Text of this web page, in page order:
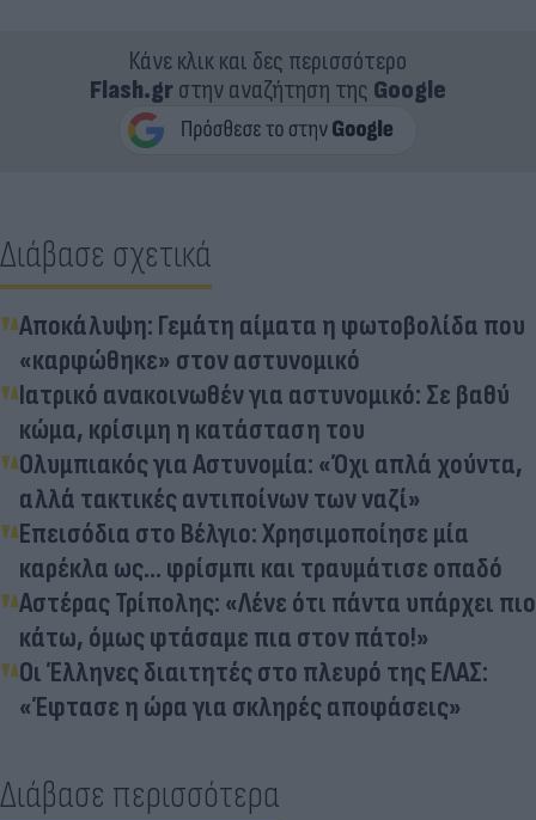
Κάνε κλικ και δες περισσότερο
Flash.grστην αναζήτηση της Google
Διάβασε σχετικά
Αποκάλυψη: Γεμάτη αίματα η φωτοβολίδα που
«καρφώθηκε» στον αστυνομικό
Ιατρικό ανακοινωθέν για αστυνομικό: Σε βαθύ
κώμα, κρίσιμη η κατάσταση του
Ολυμπιακός για Αστυνομία: «Όχι απλά χούντα,
αλλά τακτικές αντιποίνων των ναζί»
Επεισόδια στο Βέλγιο: Χρησιμοποίησε μία
καρέκλα ως... φρίσμπι και τραυμάτισε οπαδό
Αστέρας Τρίπολης: «Λένε ότι πάντα υπάρχει πιο
κάτω, όμως φτάσαμε πια στον πάτο!»
Οι Έλληνες διαιτητές στο πλευρό της ΕΛΑΣ:
«Έφτασε η ώρα για σκληρές αποφάσεις»
Διάβασε περισσότερα